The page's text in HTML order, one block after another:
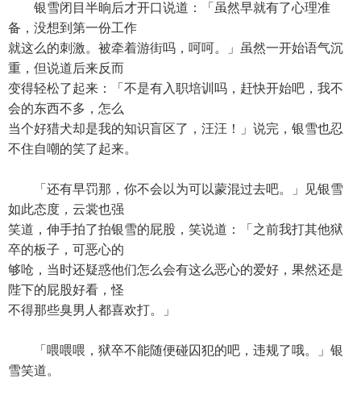
银雪闭目半晌后才开口说道：「虽然早就有了心理准
备，没想到第一份工作
就这么的刺激。被牵着游街吗，呵呵。」虽然一开始语气沉
重，但说道后来反而
变得轻松了起来：「不是有入职培训吗，赶快开始吧，我不
会的东西不多，怎么
当个好猎犬却是我的知识盲区了，汪汪！」说完，银雪也忍
不住自嘲的笑了起来。
「还有早罚那，你不会以为可以蒙混过去吧。」见银雪
如此态度，云裳也强
笑道，伸手拍了拍银雪的屁股，笑说道：「之前我打其他狱
卒的板子，可恶心的
够呛，当时还疑惑他们怎么会有这么恶心的爱好，果然还是
陛下的屁股好看，怪
不得那些臭男人都喜欢打。」
「喂喂喂，狱卒不能随便碰囚犯的吧，违规了哦。」银
雪笑道。